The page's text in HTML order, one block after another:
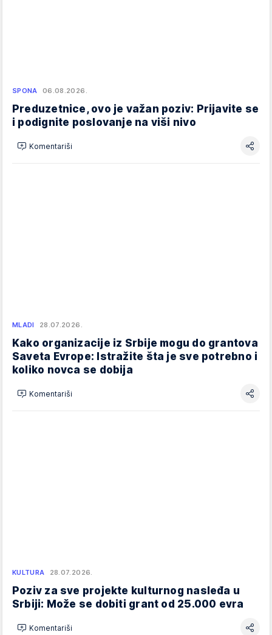
SPONA 06.08.2026.
Preduzetnice, ovo je važan poziv: Prijavite se
i podignite poslovanje na viši nivo
Komentariši
MLADI 28.07.2026.
Kako organizacije iz Srbije mogu do grantova
Saveta Evrope: Istražite šta je sve potrebno i
koliko novca se dobija
Komentariši
KULTURA 28.07.2026.
Poziv za sve projekte kulturnog nasleđa u
Srbiji: Može se dobiti grant od 25.000 evra
Komentariši